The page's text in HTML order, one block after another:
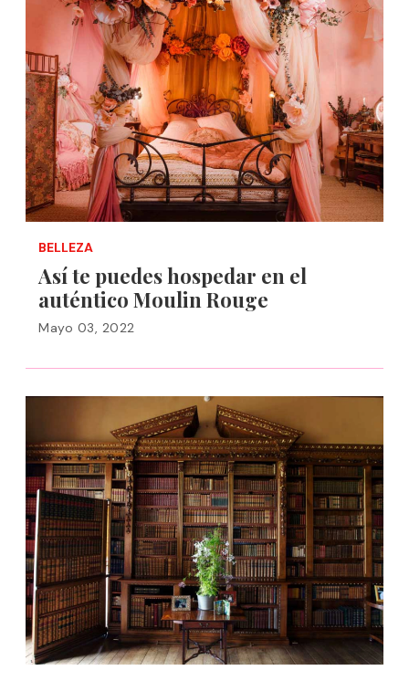
BELLEZA
Así te puedes hospedar en el
auténtico Moulin Rouge
Mayo 03, 2022